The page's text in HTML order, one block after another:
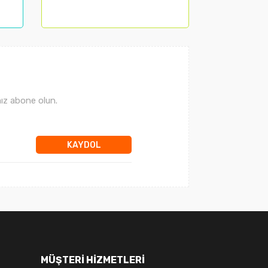
abone olun.
KAYDOL
MÜŞTERİ HİZMETLERİ